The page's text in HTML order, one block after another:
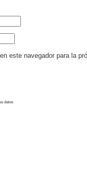
este navegador para la
datos